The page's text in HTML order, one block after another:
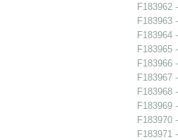
F183962
F183963
F183964
F183965
F183966
F183967
F183968
F183969
F183970
F183971